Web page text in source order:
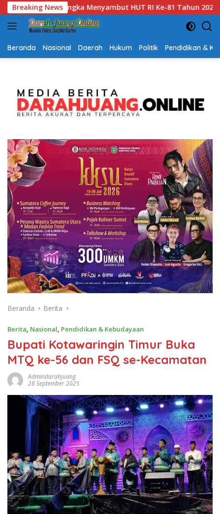
Langsung
ke
konten
Breaking News
2026 Gubernur Kalsel H. Muhidin Apresiasi Polda
Beranda Nasional Daerah Hukum Politik Pendidikan &
Beranda Berita
Berita, Nasional, Pendidikan & Kebudayaan
Bupati Kotawaringin Timur Buka
MTQ ke-56 dan FSQ se-Kecamatan
Admindarahjuang
28 September 2025